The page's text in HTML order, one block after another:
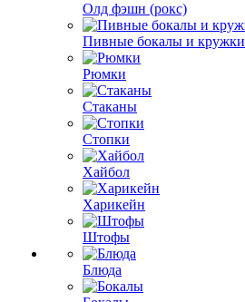
Олд фэшн (рокс)
Пивные бокалы и кружки
Рюмки
Стаканы
Стопки
Хайбол
Харикейн
Штофы
Блюда